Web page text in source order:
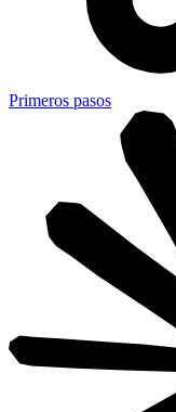
Primeros pasos